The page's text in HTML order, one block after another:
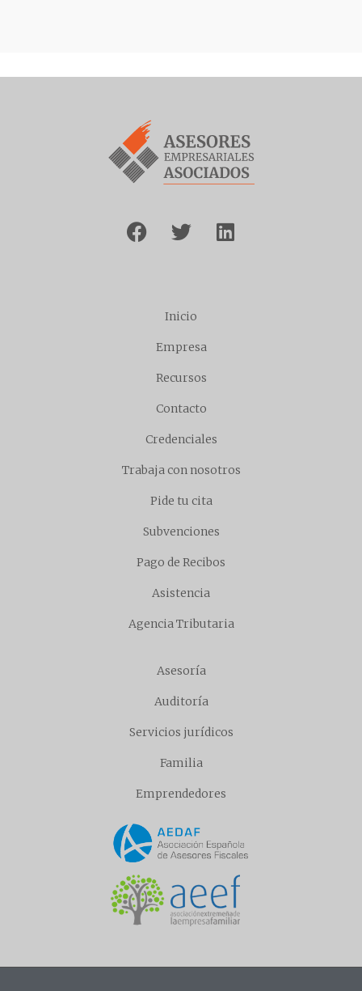
Inicio
Empresa
Recursos
Contacto
Credenciales
Trabaja con nosotros
Pide tu cita
Subvenciones
Pago de Recibos
Asistencia
Agencia Tributaria
Asesoría
Auditoría
Servicios jurídicos
Familia
Emprendedores